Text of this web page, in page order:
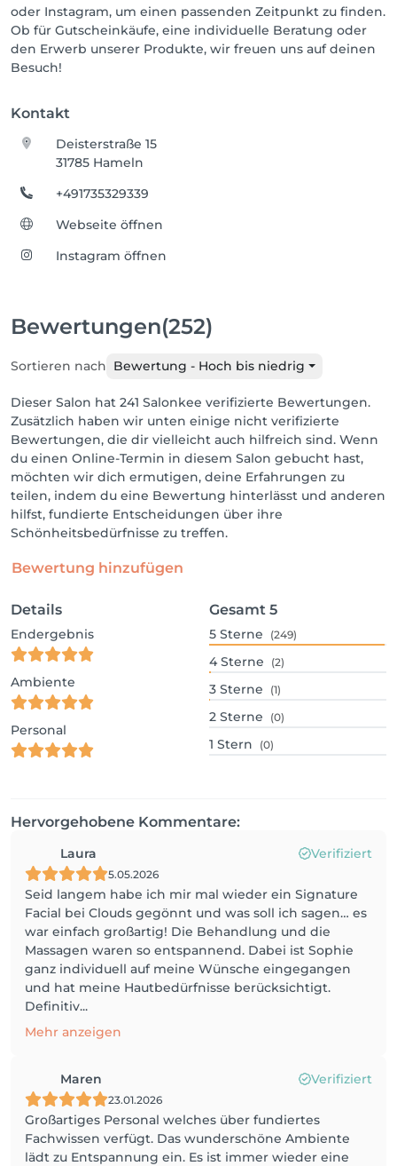
oder Instagram, um einen passenden Zeitpunkt zu finden.
Ob für Gutscheinkäufe, eine individuelle Beratung oder
den Erwerb unserer Produkte, wir freuen uns auf deinen
Besuch!
Kontakt
Deisterstraße 15
31785 Hameln
+491735329339
Webseite öffnen
Instagram öffnen
Bewertungen(252)
Sortieren nach Bewertung - Hoch bis niedrig
Dieser Salon hat 241 Salonkee verifizierte Bewertungen.
Zusätzlich haben wir unten einige nicht verifizierte
Bewertungen, die dir vielleicht auch hilfreich sind. Wenn
du einen Online-Termin in diesem Salon gebucht hast,
möchten wir dich ermutigen, deine Erfahrungen zu
teilen, indem du eine Bewertung hinterlässt und anderen
hilfst, fundierte Entscheidungen über ihre
Schönheitsbedürfnisse zu treffen.
Bewertung hinzufügen
Details
Endergebnis
Ambiente
Personal
Gesamt 5
5 Sterne (249)
4 Sterne (2)
3 Sterne (1)
2 Sterne (0)
1 Stern (0)
Hervorgehobene Kommentare:
Laura Verifiziert
5.05.2026
Seid langem habe ich mir mal wieder ein Signature
Facial bei Clouds gegönnt und was soll ich sagen… es
war einfach großartig! Die Behandlung und die
Massagen waren so entspannend. Dabei ist Sophie
ganz individuell auf meine Wünsche eingegangen
und hat meine Hautbedürfnisse berücksichtigt.
Definitiv...
Mehr anzeigen
Maren Verifiziert
23.01.2026
Großartiges Personal welches über fundiertes
Fachwissen verfügt. Das wunderschöne Ambiente
lädt zu Entspannung ein. Es ist immer wieder eine